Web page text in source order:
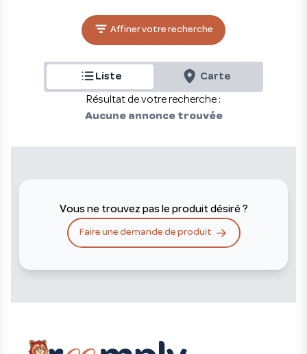
Affiner votre recherche
Liste Carte
Résultat de votre recherche :
Aucune annonce trouvée
Vous ne trouvez pas le produit désiré ?
Faire une demande de produit